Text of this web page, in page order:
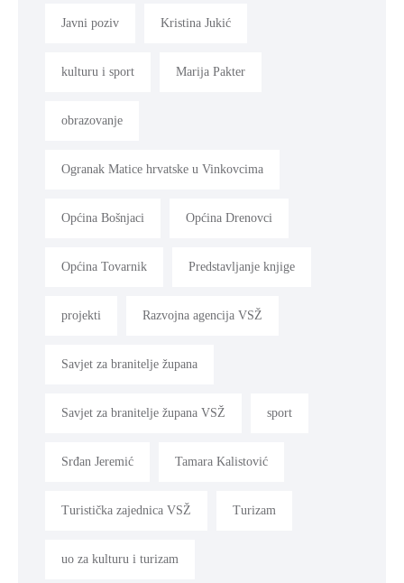
Javni poziv Kristina Jukić
kulturu i sport Marija Pakter
obrazovanje
Ogranak Matice hrvatske u Vinkovcima
Općina Bošnjaci Općina Drenovci
Općina Tovarnik Predstavljanje knjige
projekti Razvojna agencija VSŽ
Savjet za branitelje župana
Savjet za branitelje župana VSŽ sport
Srđan Jeremić Tamara Kalistović
Turistička zajednica VSŽ Turizam
uo za kulturu i turizam